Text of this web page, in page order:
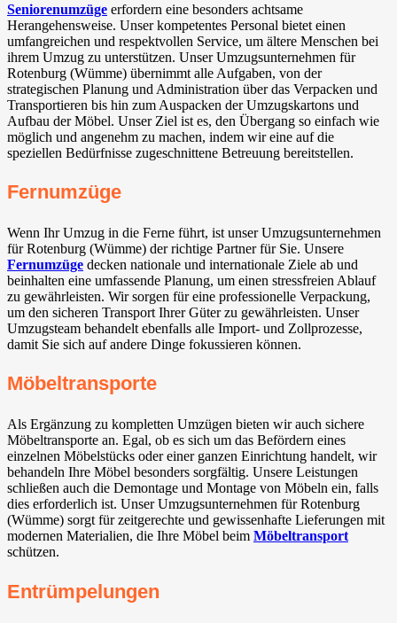
Seniorenumzüge erfordern eine besonders achtsame
Herangehensweise. Unser kompetentes Personal bietet einen
umfangreichen und respektvollen Service, um ältere Menschen bei
ihrem Umzug zu unterstützen. Unser Umzugsunternehmen für
Rotenburg (Wümme) übernimmt alle Aufgaben, von der
strategischen Planung und Administration über das Verpacken und
Transportieren bis hin zum Auspacken der Umzugskartons und
Aufbau der Möbel. Unser Ziel ist es, den Übergang so einfach wie
möglich und angenehm zu machen, indem wir eine auf die
speziellen Bedürfnisse zugeschnittene Betreuung bereitstellen.
Fernumzüge
Wenn Ihr Umzug in die Ferne führt, ist unser Umzugsunternehmen
für Rotenburg (Wümme) der richtige Partner für Sie. Unsere
Fernumzüge decken nationale und internationale Ziele ab und
beinhalten eine umfassende Planung, um einen stressfreien Ablauf
zu gewährleisten. Wir sorgen für eine professionelle Verpackung,
um den sicheren Transport Ihrer Güter zu gewährleisten. Unser
Umzugsteam behandelt ebenfalls alle Import- und Zollprozesse,
damit Sie sich auf andere Dinge fokussieren können.
Möbeltransporte
Als Ergänzung zu kompletten Umzügen bieten wir auch sichere
Möbeltransporte an. Egal, ob es sich um das Befördern eines
einzelnen Möbelstücks oder einer ganzen Einrichtung handelt, wir
behandeln Ihre Möbel besonders sorgfältig. Unsere Leistungen
schließen auch die Demontage und Montage von Möbeln ein, falls
dies erforderlich ist. Unser Umzugsunternehmen für Rotenburg
(Wümme) sorgt für zeitgerechte und gewissenhafte Lieferungen mit
modernen Materialien, die Ihre Möbel beim Möbeltransport
schützen.
Entrümpelungen